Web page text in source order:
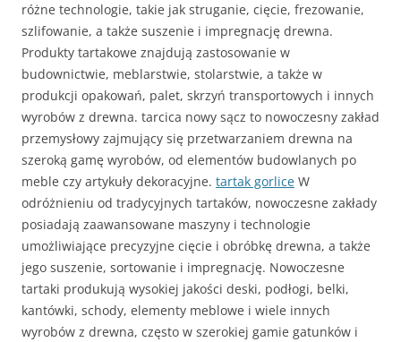
różne technologie, takie jak struganie, cięcie, frezowanie,
szlifowanie, a także suszenie i impregnację drewna.
Produkty tartakowe znajdują zastosowanie w
budownictwie, meblarstwie, stolarstwie, a także w
produkcji opakowań, palet, skrzyń transportowych i innych
wyrobów z drewna. tarcica nowy sącz to nowoczesny zakład
przemysłowy zajmujący się przetwarzaniem drewna na
szeroką gamę wyrobów, od elementów budowlanych po
meble czy artykuły dekoracyjne. tartak gorlice W
odróżnieniu od tradycyjnych tartaków, nowoczesne zakłady
posiadają zaawansowane maszyny i technologie
umożliwiające precyzyjne cięcie i obróbkę drewna, a także
jego suszenie, sortowanie i impregnację. Nowoczesne
tartaki produkują wysokiej jakości deski, podłogi, belki,
kantówki, schody, elementy meblowe i wiele innych
wyrobów z drewna, często w szerokiej gamie gatunków i